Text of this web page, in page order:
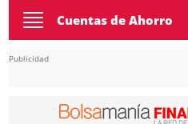
Toggle
navigation
Cuentas de Ahorro
Publicidad